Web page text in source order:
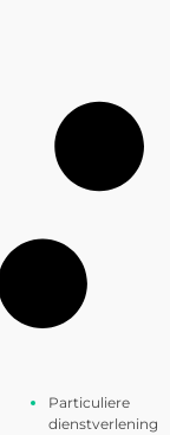
Particuliere
dienstverlening